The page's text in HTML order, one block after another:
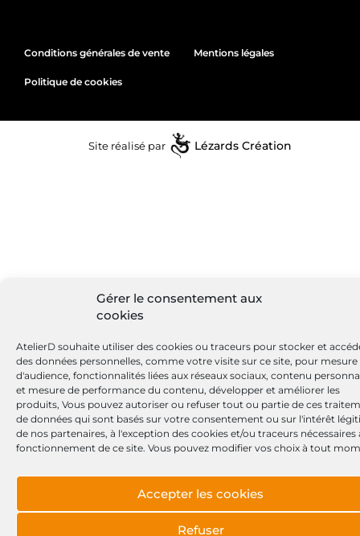
Gérer le consentement aux
cookies
AtelierD souhaite utiliser des cookies ou traceurs pour stocker et
des données personnelles, comme votre visite sur ce site, pour mesure
d'audience, fonctionnalités liées aux réseaux sociaux, contenu
et mesure de performance du contenu, développer et améliorer les
produits, Vous pouvez autoriser ou refuser tout ou partie de ces
de données qui sont basés sur votre consentement ou sur l'intérêt
de nos partenaires, à l'exception des cookies et/ou traceurs nécessaires
fonctionnement de ce site. Vous pouvez modifier vos choix à tout
Accepter les cookies
Refuser
Conditions générales de vente Mentions légales
Politique de cookies
Site réalisé par Lézards Création